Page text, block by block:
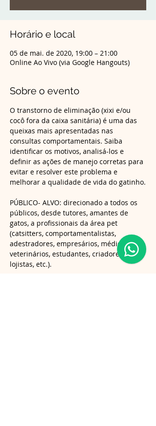
Horário e local
05 de mai. de 2020, 19:00 – 21:00
Online Ao Vivo (via Google Hangouts)
Sobre o evento
O transtorno de eliminação (xixi e/ou
cocô fora da caixa sanitária) é uma das
queixas mais apresentadas nas
consultas comportamentais. Saiba
identificar os motivos, analisá-los e
definir as ações de manejo corretas para
evitar e resolver este problema e
PÚBLICO- ALVO: direcionado a todos os
públicos, desde tutores, amantes de
gatos, a profissionais da área pet
(catsitters, comportamentalistas,
adestradores, empresários, médicos
veterinários, estudantes, criadores,
lojistas, etc.).